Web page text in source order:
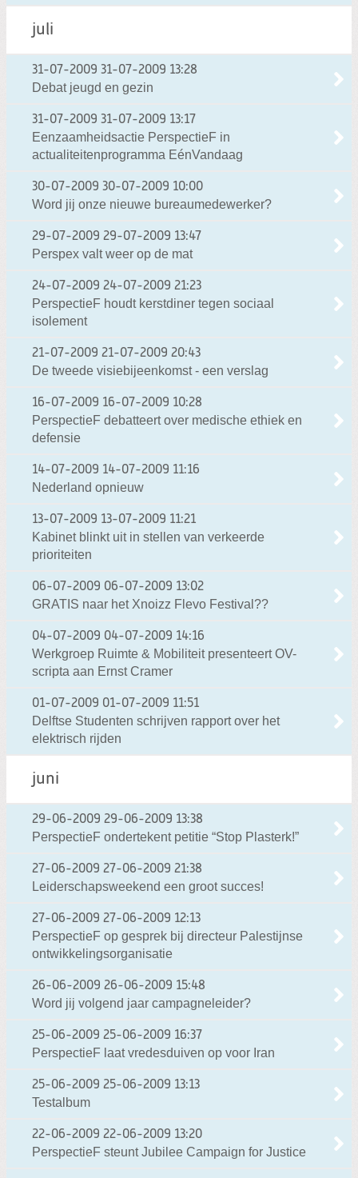
juli
31-07-2009 31-07-2009 13:28
Debat jeugd en gezin
31-07-2009 31-07-2009 13:17
Eenzaamheidsactie PerspectieF in
actualiteitenprogramma EénVandaag
30-07-2009 30-07-2009 10:00
Word jij onze nieuwe bureaumedewerker?
29-07-2009 29-07-2009 13:47
Perspex valt weer op de mat
24-07-2009 24-07-2009 21:23
PerspectieF houdt kerstdiner tegen sociaal
isolement
21-07-2009 21-07-2009 20:43
De tweede visiebijeenkomst - een verslag
16-07-2009 16-07-2009 10:28
PerspectieF debatteert over medische ethiek en
defensie
14-07-2009 14-07-2009 11:16
Nederland opnieuw
13-07-2009 13-07-2009 11:21
Kabinet blinkt uit in stellen van verkeerde
prioriteiten
06-07-2009 06-07-2009 13:02
GRATIS naar het Xnoizz Flevo Festival??
04-07-2009 04-07-2009 14:16
Werkgroep Ruimte & Mobiliteit presenteert OV-
scripta aan Ernst Cramer
01-07-2009 01-07-2009 11:51
Delftse Studenten schrijven rapport over het
elektrisch rijden
juni
29-06-2009 29-06-2009 13:38
PerspectieF ondertekent petitie “Stop Plasterk!”
27-06-2009 27-06-2009 21:38
Leiderschapsweekend een groot succes!
27-06-2009 27-06-2009 12:13
PerspectieF op gesprek bij directeur Palestijnse
ontwikkelingsorganisatie
26-06-2009 26-06-2009 15:48
Word jij volgend jaar campagneleider?
25-06-2009 25-06-2009 16:37
PerspectieF laat vredesduiven op voor Iran
25-06-2009 25-06-2009 13:13
Testalbum
22-06-2009 22-06-2009 13:20
PerspectieF steunt Jubilee Campaign for Justice